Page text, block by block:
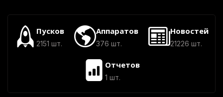
Пусков
2151 шт.
Аппаратов
376 шт.
Новостей
21226 шт.
Отчетов
1 шт.